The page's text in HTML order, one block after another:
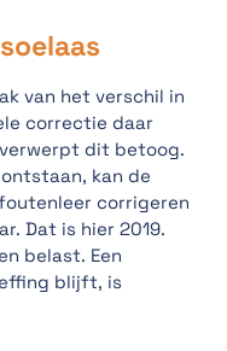
van het verschil in
correctie daar
dit betoog.
kan de
corrigeren
Dat is hier 2019.
belast. Een
blijft, is